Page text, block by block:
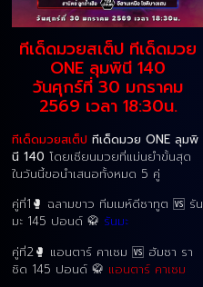
ทีเด็ดมวยสเต็ป ทีเด็ดมวย
ONE ลุมพินี 140
วันศุกร์ที่ 30 มกราคม
2569 เวลา 18:30น.
ทีเด็ดมวยสเต็ป ทีเด็ดมวย ONE ลุมพิ
นี 140 โดยเซียนมวยที่แม่นยำขั้นสุด
ในวันนี้ขอนำเสนอทั้งหมด 5 คู่
คู่ที่1🥊 ฉลามขาว ทีมเมห์ดีซาทูต 🆚 รัน
มะ 145 ปอนด์ 🥋 รันมะ
คู่ที่2🥊 แอนตาร์ คาเซม 🆚 ฮัมซา รา
ชิด 145 ปอนด์ 🥋 แอนตาร์ คาเซม